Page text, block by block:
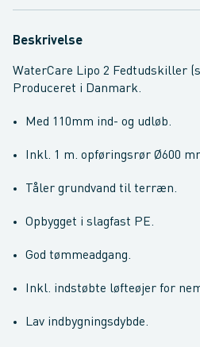
Beskrivelse
WaterCare Lipo 2 Fedtudskiller
Produceret i Danmark.
Med 110mm ind- og udløb.
Inkl. 1 m. opføringsrør Ø600
Tåler grundvand til terræn.
Opbygget i slagfast PE.
God tømmeadgang.
Inkl. indstøbte løfteøjer for
Lav indbygningsdybde.